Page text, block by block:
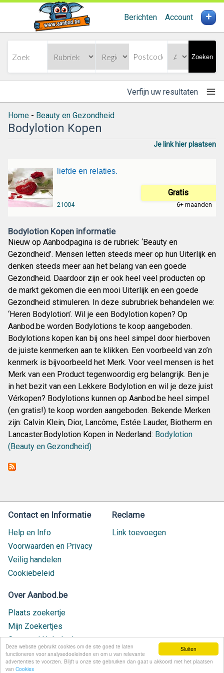
Sluiten
Deze website gebruikt cookies om de site goed te laten
functioneren voor analysedoeleinden en om u van relevante
advertenties te voorzien. Blijft u onze site gebruiken dan gaat u akkoord met het plaatsen
van Cookies
Berichten Account +
Zoeken
Verfijn uw resultaten
Home - Beauty en Gezondheid
Bodylotion Kopen
Je link hier plaatsen
liefde en relaties.
Gratis
21004 6+ maanden
Bodylotion Kopen informatie
Nieuw op Aanbodpagina is de rubriek: ‘Beauty en
Gezondheid’. Mensen letten steeds meer op hun Uiterlijk en
denken steeds meer aan het belang van een goede
Gezondheid. Daardoor zijn er ook heel veel producten op
de markt gekomen die een mooi Uiterlijk en een goede
Gezondheid stimuleren. In deze subrubriek behandelen we:
‘Heren Bodylotion’. Wil je een Bodylotion kopen? Op
Aanbod.be worden Bodylotions te koop aangeboden.
Bodylotions kopen kan bij ons heel simpel door hierboven
de juiste kenmerken aan te klikken. Een voorbeeld van zo’n
kenmerk is bijvoorbeeld het Merk. Voor veel mensen is het
Merk van een Product tegenwoordig erg belangrijk. Ben je
in het bezit van een Lekkere Bodylotion en wil je deze juist
Vérkopen? Bodylotions kunnen op Aanbod.be heel simpel
(en gratis!) te koop worden aangeboden. Bekende Merken
zijn: Calvin Klein, Dior, Lancôme, Estée Lauder, Biotherm en
Lancaster.Bodylotion Kopen in Nederland: Bodylotion
(Beauty en Gezondheid)
Contact en Informatie
Help en Info
Voorwaarden en Privacy
Veilig handelen
Cookiebeleid
Reclame
Link toevoegen
Over Aanbod.be
Plaats zoekertje
Mijn Zoekertjes
Contact / Helpdesk
Nieuw geplaatst